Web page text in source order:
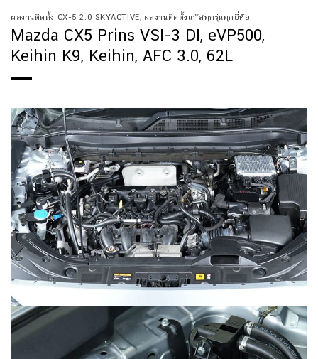
ผลงานติดตั้ง CX-5 2.0 SKYACTIVE, ผลงานติดตั้งแก๊สทุกรุ่นทุกยี่ห้อ
Mazda CX5 Prins VSI-3 DI, eVP500,
Keihin K9, Keihin, AFC 3.0, 62L